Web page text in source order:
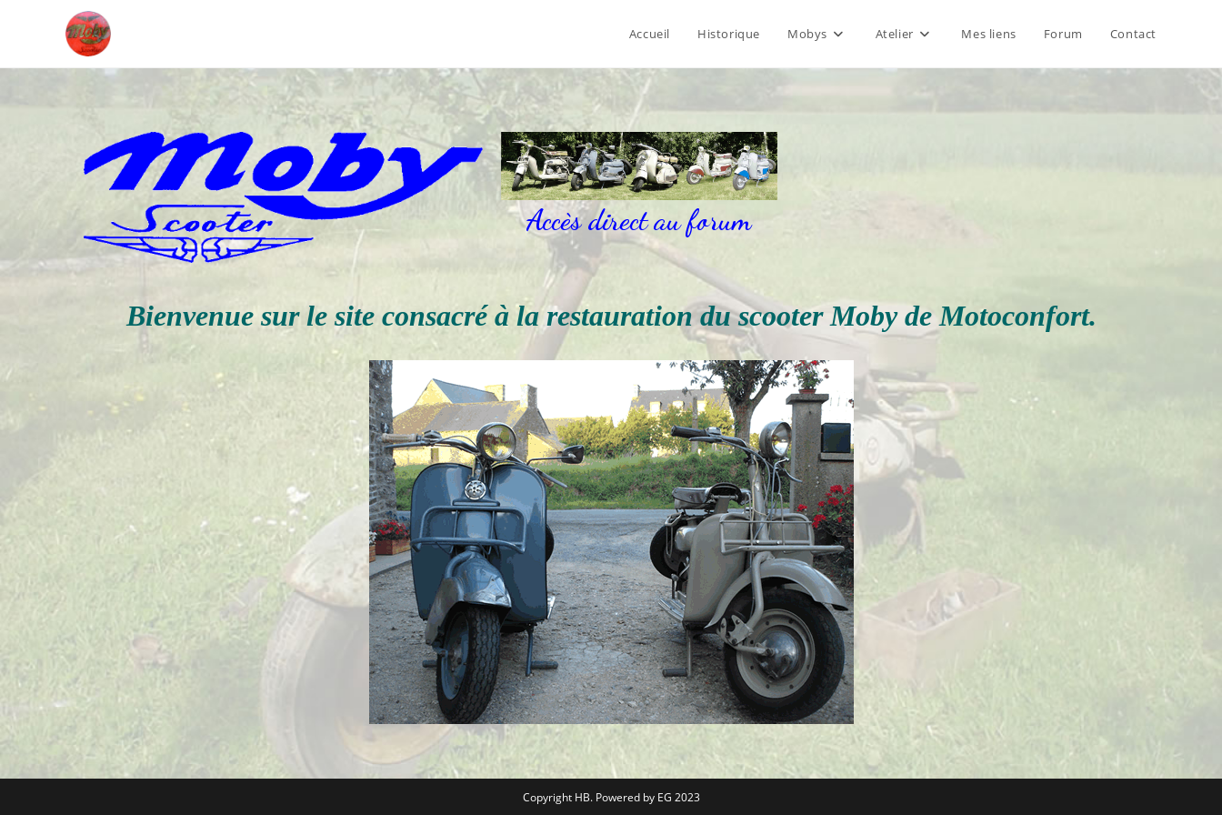
Accueil Historique Mobys Atelier Mes liens Forum Contact
Accès direct au forum
Bienvenue sur le site consacré à la restauration du scooter Moby de Motoconfort.
Copyright HB. Powered by EG 2023